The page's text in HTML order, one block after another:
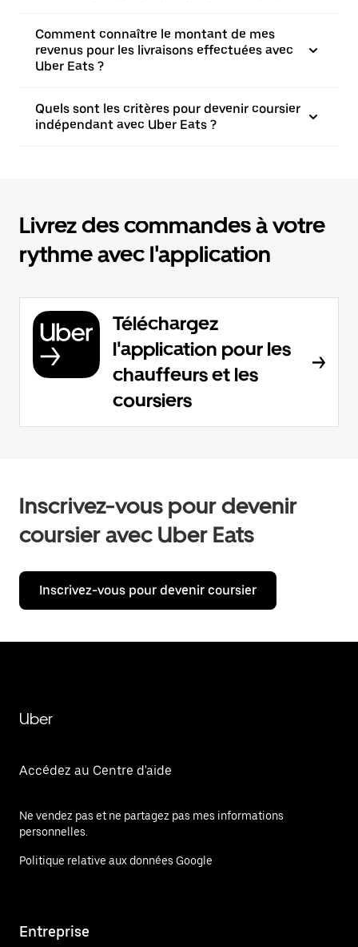
Comment connaître le montant de mes
revenus pour les livraisons effectuées avec
Uber Eats ?
Quels sont les critères pour devenir coursier
indépendant avec Uber Eats ?
Livrez des commandes à votre
rythme avec l'application
Téléchargez
l'application pour les
chauffeurs et les
coursiers
Inscrivez-vous pour devenir
coursier avec Uber Eats
Inscrivez-vous pour devenir coursier
Uber
Accédez au Centre d'aide
Ne vendez pas et ne partagez pas mes informations
personnelles.
Politique relative aux données Google
Entreprise